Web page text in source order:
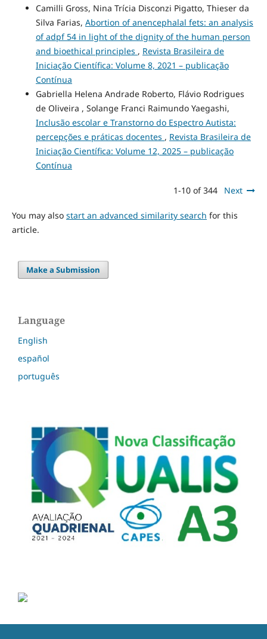
Camilli Gross, Nina Trícia Disconzi Pigatto, Thieser da
Silva Farias, Abortion of anencephalal fets: an analysis
of adpf 54 in light of the dignity of the human person
and bioethical principles , Revista Brasileira de
Iniciação Científica: Volume 8, 2021 – publicação
Contínua
Gabriella Helena Andrade Roberto, Flávio Rodrigues
de Oliveira , Solange Franci Raimundo Yaegashi,
Inclusão escolar e Transtorno do Espectro Autista:
percepções e práticas docentes , Revista Brasileira de
Iniciação Científica: Volume 12, 2025 – publicação
Contínua
1-10 of 344 Next
You may also start an advanced similarity search for this
article.
Make a Submission
Language
English
español
português